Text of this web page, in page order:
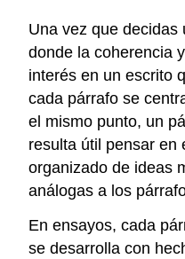
Una vez que
donde la coherencia
interés en un escrito
cada párrafo se
el mismo punto, un
resulta útil pensar en
organizado de ideas
análogas a los
En ensayos, cada
se desarrolla con